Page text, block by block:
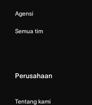
Agensi
Semua tim
Perusahaan
Tentang kami